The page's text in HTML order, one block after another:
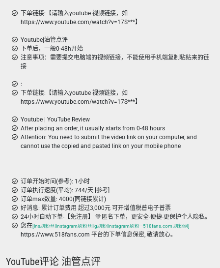
下单链接:【请输入youtube 视频链接，如
https://www.youtube.com/watch?v=17S***】
Youtube|油管点评
下单后，一般0-48h开始
注意事项：需要提交电脑端的视频链接，不能使用手机端复制粘贴来的链
接
:
下单链接:【请输入youtube 视频链接，如
https://www.youtube.com/watch?v=17S***】
Youtube | YouTube Review
After placing an order, it usually starts from 0-48 hours
Attention: You need to submit the video link on your computer, and
cannot use the copied and pasted link on your mobile phone
订单开始时间(参考): 1小时
订单执行速度(平均): 744/天 [参考]
订单max数量: 4000(同链接累计)
好消息: 累计订单费用 超过3,000元 可开增值税普电子普票
24小时自动下单-【免注册】 💚 匿名下单，更安全-便捷-更保护个人隐私。
您在[ins刷粉丝|instagram刷粉丝|ig刷粉|instagram刷粉 - 518fans.com 刷粉网]
https://www.518fans.com 平台的下单信息保密, 敬请放心。
YouTube评论 油管点评